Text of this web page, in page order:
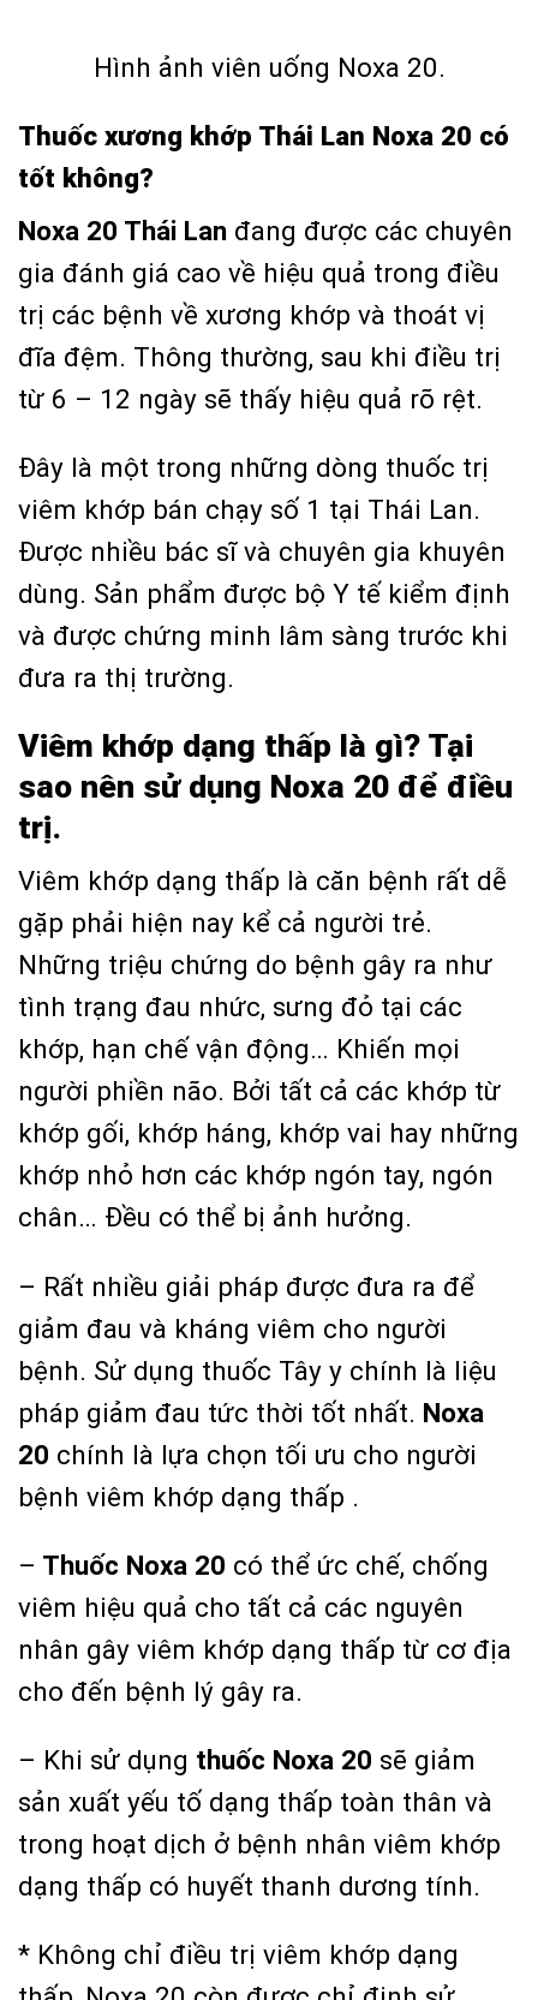
Hình ảnh viên uống Noxa 20.
Thuốc xương khớp Thái Lan Noxa 20 có
tốt không?
Noxa 20 Thái Lan đang được các chuyên
gia đánh giá cao về hiệu quả trong điều
trị các bệnh về xương khớp và thoát vị
đĩa đệm. Thông thường, sau khi điều trị
từ 6 – 12 ngày sẽ thấy hiệu quả rõ rệt.
Đây là một trong những dòng thuốc trị
viêm khớp bán chạy số 1 tại Thái Lan.
Được nhiều bác sĩ và chuyên gia khuyên
dùng. Sản phẩm được bộ Y tế kiểm định
và được chứng minh lâm sàng trước khi
đưa ra thị trường.
Viêm khớp dạng thấp là gì? Tại
sao nên sử dụng Noxa 20 để điều
trị.
Viêm khớp dạng thấp là căn bệnh rất dễ
gặp phải hiện nay kể cả người trẻ.
Những triệu chứng do bệnh gây ra như
tình trạng đau nhức, sưng đỏ tại các
khớp, hạn chế vận động… Khiến mọi
người phiền não. Bởi tất cả các khớp từ
khớp gối, khớp háng, khớp vai hay những
khớp nhỏ hơn các khớp ngón tay, ngón
chân… Đều có thể bị ảnh hưởng.
– Rất nhiều giải pháp được đưa ra để
giảm đau và kháng viêm cho người
bệnh. Sử dụng thuốc Tây y chính là liệu
pháp giảm đau tức thời tốt nhất. Noxa
20 chính là lựa chọn tối ưu cho người
bệnh viêm khớp dạng thấp .
– Thuốc Noxa 20 có thể ức chế, chống
viêm hiệu quả cho tất cả các nguyên
nhân gây viêm khớp dạng thấp từ cơ địa
cho đến bệnh lý gây ra.
– Khi sử dụng thuốc Noxa 20 sẽ giảm
sản xuất yếu tố dạng thấp toàn thân và
trong hoạt dịch ở bệnh nhân viêm khớp
dạng thấp có huyết thanh dương tính.
* Không chỉ điều trị viêm khớp dạng